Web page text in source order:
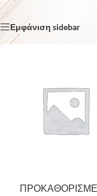
Αρχική σελίδα
Εμφάνιση sidebar